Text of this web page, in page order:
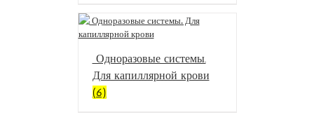
Одноразовые системы.
Для капиллярной крови
(6)